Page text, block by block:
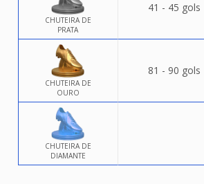
CHUTEIRA DE
PRATA
41 - 45 gols
CHUTEIRA DE
OURO
81 - 90 gols
CHUTEIRA DE
DIAMANTE